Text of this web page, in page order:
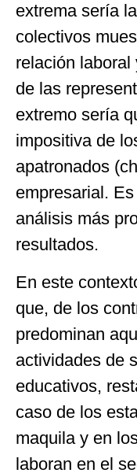
extrema sería
colectivos
relación
de las
extremo sería
impositiva de
apatronados
empresarial.
análisis más
resultados.
En este
que, de los
predominan
actividades de
educativos,
caso de los
maquila y en
laboran en el